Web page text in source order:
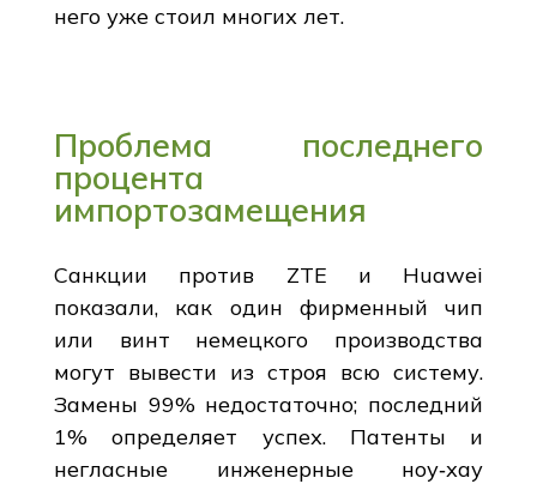
него уже стоил многих лет.
Проблема последнего
процента
импортозамещения
Санкции против ZTE и Huawei
показали, как один фирменный чип
или винт немецкого производства
могут вывести из строя всю систему.
Замены 99% недостаточно; последний
1% определяет успех. Патенты и
негласные инженерные ноу‑хау